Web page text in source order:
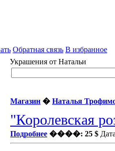
Обратная связь В избранное
Украшения от Натальи
Магазин � Наталья
"Королевская
Подробнее ����: 25 $